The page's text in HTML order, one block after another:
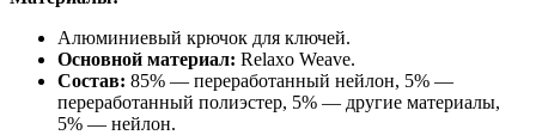
Алюминиевый крючок для ключей.
Основной материал: Relaxo Weave.
Состав: 85% — переработанный нейлон, 5% —
переработанный полиэстер, 5% — другие материалы,
5% — нейлон.